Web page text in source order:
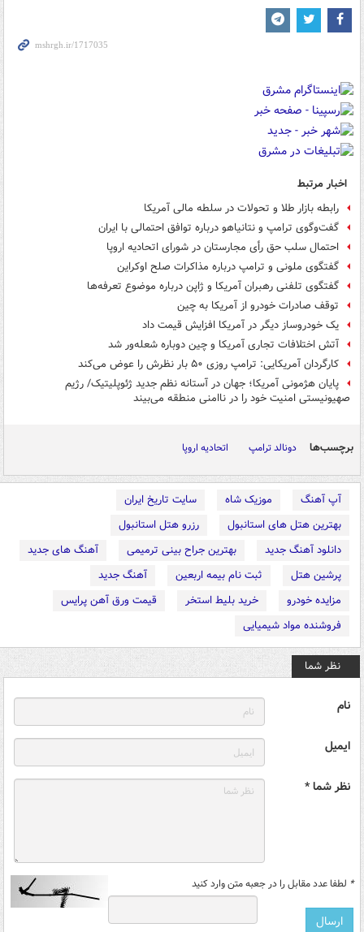
اخبار مرتبط
رابطه بازار طلا و تحولات در سلطه مالی آمریکا
گفت‌وگوی ترامپ و نتانیاهو درباره توافق احتمالی با ایران
احتمال سلب حق رأی مجارستان در شورای اتحادیه اروپا
گفتگوی ملونی و ترامپ درباره مذاکرات صلح اوکراین
گفتگوی تلفنی رهبران آمریکا و ژاپن درباره موضوع تعرفه‌ها
توقف صادرات خودرو از آمریکا به چین
یک خودروساز دیگر در آمریکا افزایش قیمت داد
آتش اختلافات تجاری آمریکا و چین دوباره شعله‌ور شد
کارگردان آمریکایی: ترامپ روزی ۵۰ بار نظرش را عوض می‌کند
پایان هژمونی آمریکا؛ جهان در آستانه نظم جدید ژئوپلیتیک/ رژیم
صهیونیستی امنیت خود را در ناامنی منطقه می‌بیند
برچسب‌ها دونالد ترامپ اتحادیه اروپا
آپ آهنگ موزیک شاه
سایت تاریخ ایران
بهترین هتل های استانبول
رزرو هتل استانبول
دانلود آهنگ جدید
بهترین جراح بینی ترمیمی
آهنگ های جدید
پرشین هتل
ثبت نام بیمه اربعین
آهنگ جدید
مزایده خودرو
خرید بلیط استخر
قیمت ورق آهن پرایس
فروشنده مواد شیمیایی
نظر شما
نام
ایمیل
نظر شما *
* لطفا عدد مقابل را در جعبه متن وارد کنید